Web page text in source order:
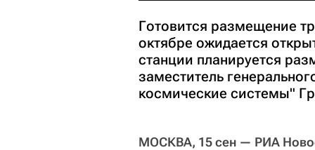
Готовится размещение
октябре ожидается
станции планируется
заместитель
космические системы"
МОСКВА, 15 сен — РИА